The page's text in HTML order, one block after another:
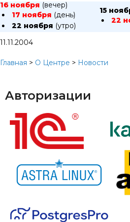
16 ноября (вечер)
17 ноября (день)
22 ноября (утро)
15
22
11.11.2004
Главная > О Центре > Новости
Авторизации